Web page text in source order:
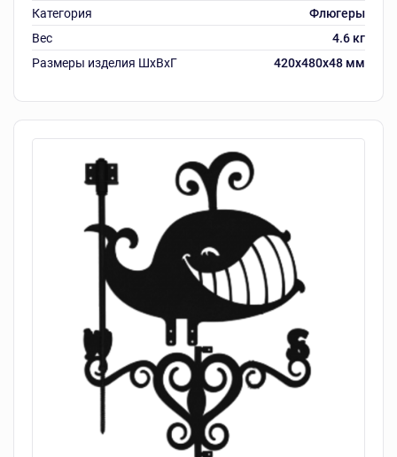
Категория
Флюгеры
Вес
4.6 кг
Размеры изделия ШxВxГ
420x480x48 мм